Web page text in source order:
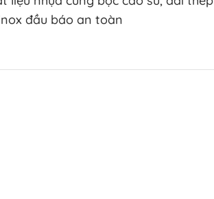
đầu báo an toàn